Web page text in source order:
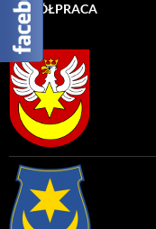
WSPÓŁPRACA